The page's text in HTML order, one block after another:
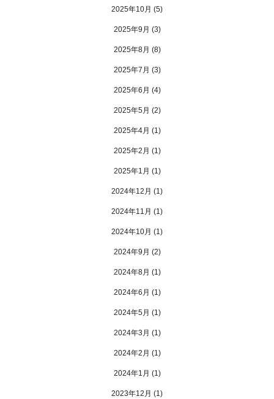
2025年10月 (5)
2025年9月 (3)
2025年8月 (8)
2025年7月 (3)
2025年6月 (4)
2025年5月 (2)
2025年4月 (1)
2025年2月 (1)
2025年1月 (1)
2024年12月 (1)
2024年11月 (1)
2024年10月 (1)
2024年9月 (2)
2024年8月 (1)
2024年6月 (1)
2024年5月 (1)
2024年3月 (1)
2024年2月 (1)
2024年1月 (1)
2023年12月 (1)